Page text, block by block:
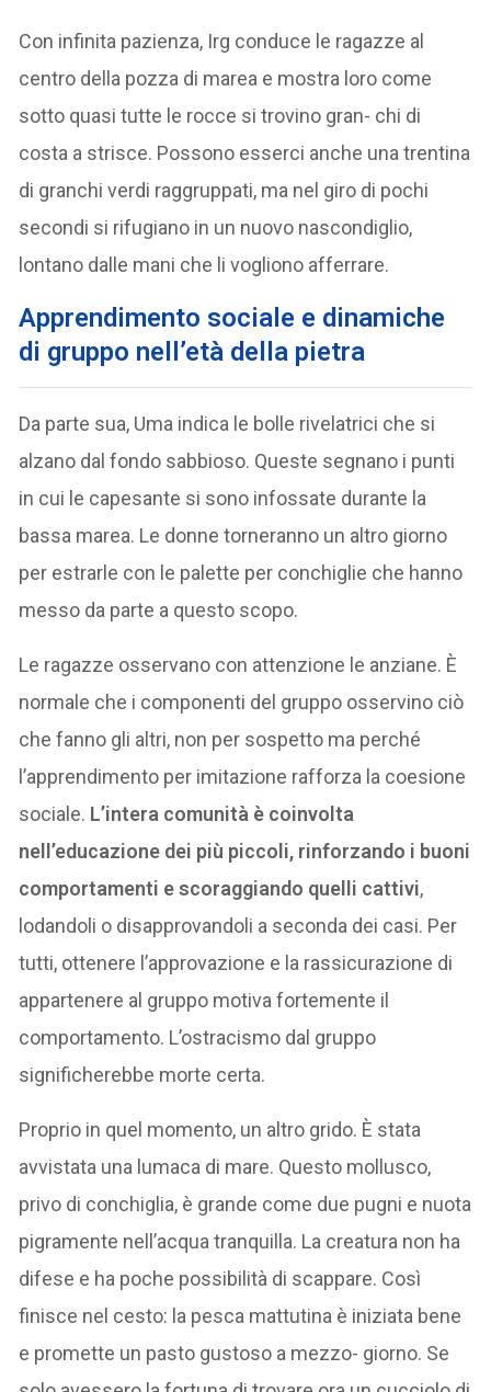
Con infinita pazienza, Irg conduce le ragazze al
centro della pozza di marea e mostra loro come
sotto quasi tutte le rocce si trovino gran- chi di
costa a strisce. Possono esserci anche una trentina
di granchi verdi raggruppati, ma nel giro di pochi
secondi si rifugiano in un nuovo nascondiglio,
lontano dalle mani che li vogliono afferrare.
Apprendimento sociale e dinamiche
di gruppo nell’età della pietra
Da parte sua, Uma indica le bolle rivelatrici che si
alzano dal fondo sabbioso. Queste segnano i punti
in cui le capesante si sono infossate durante la
bassa marea. Le donne torneranno un altro giorno
per estrarle con le palette per conchiglie che hanno
messo da parte a questo scopo.
Le ragazze osservano con attenzione le anziane. È
normale che i componenti del gruppo osservino ciò
che fanno gli altri, non per sospetto ma perché
l’apprendimento per imitazione rafforza la coesione
sociale. L’intera comunità è coinvolta
nell’educazione dei più piccoli, rinforzando i buoni
comportamenti e scoraggiando quelli cattivi,
lodandoli o disapprovandoli a seconda dei casi. Per
tutti, ottenere l’approvazione e la rassicurazione di
appartenere al gruppo motiva fortemente il
comportamento. L’ostracismo dal gruppo
significherebbe morte certa.
Proprio in quel momento, un altro grido. È stata
avvistata una lumaca di mare. Questo mollusco,
privo di conchiglia, è grande come due pugni e nuota
pigramente nell’acqua tranquilla. La creatura non ha
difese e ha poche possibilità di scappare. Così
finisce nel cesto: la pesca mattutina è iniziata bene
e promette un pasto gustoso a mezzo- giorno. Se